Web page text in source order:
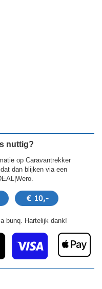
nuttig?
op Caravantrekker
dan blijken via een
bunq. Hartelijk dank!